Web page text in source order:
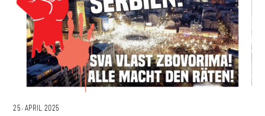
25. APRIL 2025